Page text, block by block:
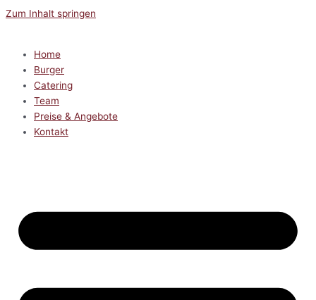
Zum Inhalt springen
Home
Burger
Catering
Team
Preise & Angebote
Kontakt